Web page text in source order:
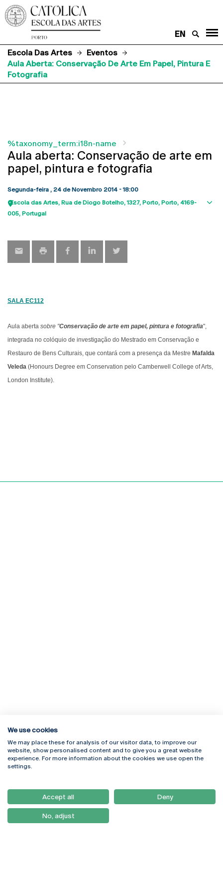
EN
Escola Das Artes
Eventos
Aula Aberta: Conservação De Arte Em Papel, Pintura E
Fotografia
%taxonomy_term:i18n-name
Aula aberta: Conservação de arte em
papel, pintura e fotografia
Segunda-feira , 24 de Novembro 2014 - 18:00
Escola das Artes Rua de Diogo Botelho, 1327 Porto Porto 4169-
005 Portugal
SALA EC112
Aula aberta sobre "Conservação de arte em papel, pintura e fotografia",
integrada no colóquio de investigação do Mestrado em Conservação e
Restauro de Bens Culturais, que contará com a presença da Mestre Mafalda
Veleda (Honours Degree em Conservation pelo Camberwell College of Arts,
London Institute).
Rua Diogo Botelho 1327
4169-005 Porto
+351 226 196 240
Campus Online
Webmail
Como Chegar
Newsletter
We use cookies
We may place these for analysis of our visitor data, to improve our
website, show personalised content and to give you a great website
experience. For more information about the cookies we use open the
settings.
Accept all Deny
No, adjust